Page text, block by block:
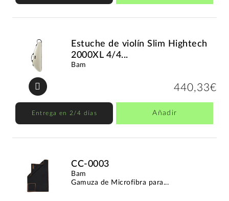
Estuche de violín Slim Hightech
2000XL 4/4...
Bam
440,33€
Entrega en 2/4 días Añadir
CC-0003
Bam
Gamuza de Microfibra para...